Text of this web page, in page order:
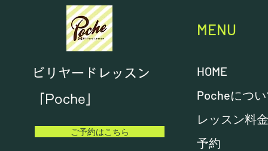
ビリヤードレッスン
「Poche」
ご予約はこちら
MENU
HOME
Pocheについ
レッスン料金
予約